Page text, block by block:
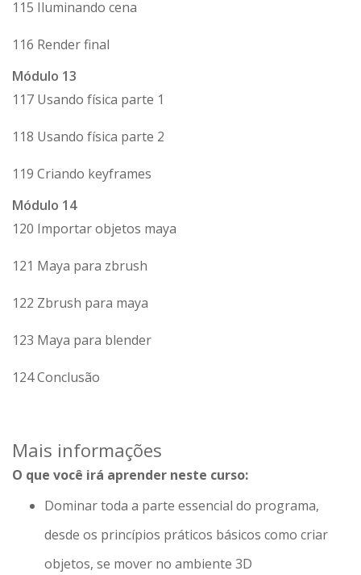
115 Iluminando cena
116 Render final
Módulo 13
117 Usando física parte 1
118 Usando física parte 2
119 Criando keyframes
Módulo 14
120 Importar objetos maya
121 Maya para zbrush
122 Zbrush para maya
123 Maya para blender
124 Conclusão
Mais informações
O que você irá aprender neste curso:
Dominar toda a parte essencial do programa,
desde os princípios práticos básicos como criar
objetos, se mover no ambiente 3D